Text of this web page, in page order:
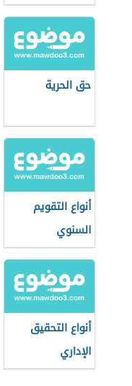
حق الحرية
أنواع التقويم
السنوي
أنواع التحقيق
الإداري